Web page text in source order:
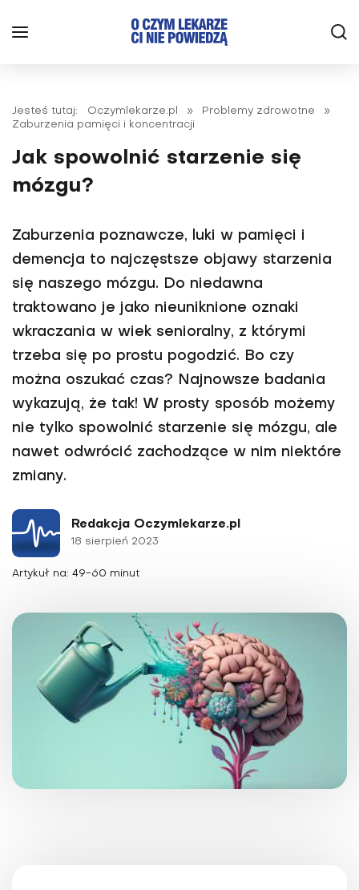
Jesteś tutaj: Oczymlekarze.pl » Problemy zdrowotne
»
Zaburzenia pamięci i koncentracji
Jak spowolnić starzenie się
mózgu?
Zaburzenia poznawcze, luki w pamięci i
demencja to najczęstsze objawy starzenia
się naszego mózgu. Do niedawna
traktowano je jako nieuniknione oznaki
wkraczania w wiek senioralny, z którymi
trzeba się po prostu pogodzić. Bo czy
można oszukać czas? Najnowsze badania
wykazują, że tak! W prosty sposób możemy
nie tylko spowolnić starzenie się mózgu, ale
nawet odwrócić zachodzące w nim niektóre
zmiany.
Redakcja Oczymlekarze.pl
18 sierpień 2023
Artykuł na: 49-60 minut